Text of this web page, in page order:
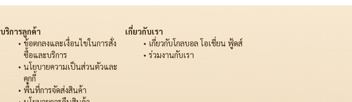
บริการลูกค้า
ข้อตกลงและเงื่อนไขในการสั่ง
ซื้อและบริการ
นโยบายความเป็นส่วนตัวและ
คุกกี้
พื้นที่การจัดส่งสินค้า
เกี่ยวกับเรา
เกี่ยวกับโกลบอล โอเชี่ยน ฟู้ดส์
ร่วมงานกับเรา